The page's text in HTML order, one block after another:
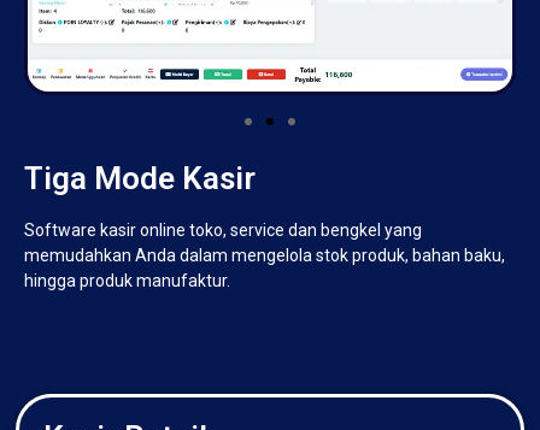
Tiga Mode Kasir
Software kasir online toko, service dan bengkel yang
memudahkan Anda dalam mengelola stok produk, bahan baku,
hingga produk manufaktur.